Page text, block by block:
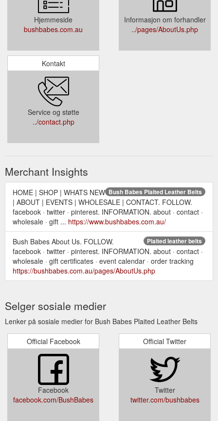
Hjemmeside
bushbabes.com.au
Informasjon om forhandler
../pages/AboutUs.php
Kontakt
Service og støtte
../contact.php
Merchant Insights
Bush Babes Plaited Leather Belts
HOME | SHOP | WHATS NEW
| ABOUT | EVENTS | WHOLESALE | CONTACT. FOLLOW.
facebook · twitter · pinterest. INFORMATION. about · contact ·
wholesale · gift ... https://www.bushbabes.com.au/
Plaited leather belts
Bush Babes About Us. FOLLOW.
facebook · twitter · pinterest. INFORMATION. about · contact ·
wholesale · gift certificates · event calendar · order tracking
https://bushbabes.com.au/pages/AboutUs.php
Selger sosiale medier
Lenker på sosiale medier for Bush Babes Plaited Leather Belts
Official Facebook
Facebook
facebook.com/BushBabes
Official Twitter
Twitter
twitter.com/bushbabes